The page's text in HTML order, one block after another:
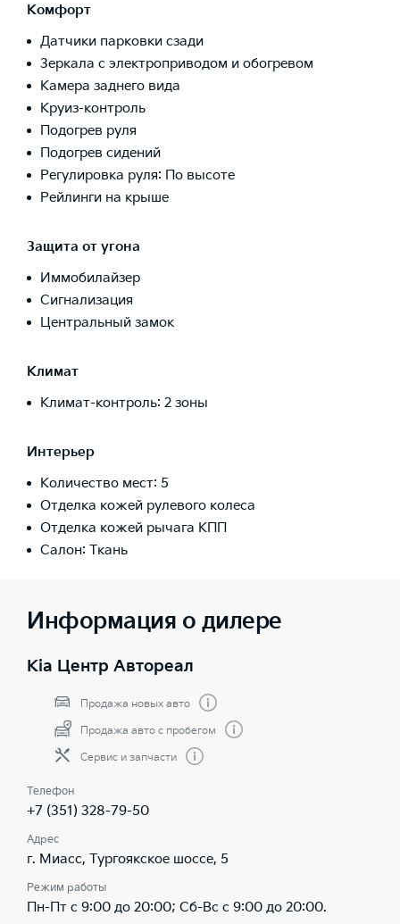
Комфорт
Датчики парковки сзади
Зеркала с электроприводом и обогревом
Камера заднего вида
Круиз-контроль
Подогрев руля
Подогрев сидений
Регулировка руля: По высоте
Рейлинги на крыше
Защита от угона
Иммобилайзер
Сигнализация
Центральный замок
Климат
Климат-контроль: 2 зоны
Интерьер
Количество мест: 5
Отделка кожей рулевого колеса
Отделка кожей рычага КПП
Салон: Ткань
Информация о дилере
Kia Центр Автореал
Продажа новых авто
Продажа авто с пробегом
Сервис и запчасти
Телефон
+7 (351) 328-79-50
Адрес
г. Миасс, Тургоякское шоссе, 5
Режим работы
Пн-Пт с 9:00 до 20:00; Сб-Вс с 9:00 до 20:00.